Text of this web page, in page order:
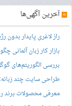
»آخرین آگهی‌ها
راز لاغری پایدار
بازار کار زبان آلمانی
بررسی الگوریتم‌های
طراحی سایت چند
معرفی محصولات برند